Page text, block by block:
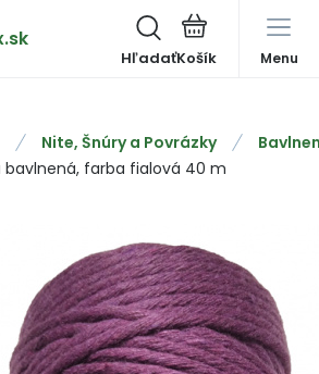
Hľadať Menu
Nite, Šnúry a Povrázky
bavlnená, farba fialová 40 m